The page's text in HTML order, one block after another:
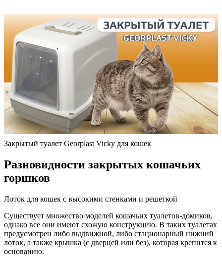
Закрытый туалет Georplast Vicky для кошек
Разновидности закрытых кошачьих
горшков
Лоток для кошек с высокими стенками и решеткой
Существует множество моделей кошачьих туалетов-домиков,
однако все они имеют схожую конструкцию. В таких туалетах
предусмотрен либо выдвижной, либо стационарный нижний
лоток, а также крышка (с дверцей или без), которая крепится к
основанию.